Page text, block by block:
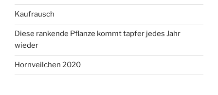
Kaufrausch
Diese rankende Pflanze kommt tapfer jedes Jahr
wieder
Hornveilchen 2020